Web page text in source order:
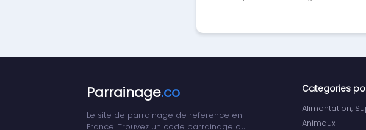
Parrainage.co
Le site de parrainage de reference en
France. Trouvez un code parrainage ou
Categories
Alimentation,
Animaux